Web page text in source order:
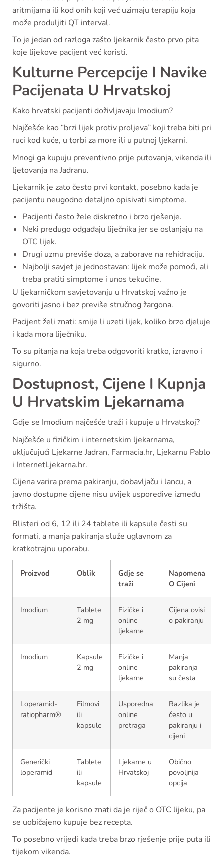
aritmijama ili kod onih koji već uzimaju terapiju koja
može produljiti QT interval.
To je jedan od razloga zašto ljekarnik često prvo pita
koje lijekove pacijent već koristi.
Kulturne Percepcije I Navike
Pacijenata U Hrvatskoj
Kako hrvatski pacijenti doživljavaju Imodium?
Najčešće kao “brzi lijek protiv proljeva” koji treba biti pri
ruci kod kuće, u torbi za more ili u putnoj ljekarni.
Mnogi ga kupuju preventivno prije putovanja, vikenda ili
ljetovanja na Jadranu.
Ljekarnik je zato često prvi kontakt, posebno kada je
pacijentu neugodno detaljno opisivati simptome.
Pacijenti često žele diskretno i brzo rješenje.
Neki predugo odgađaju liječnika jer se oslanjaju na
OTC lijek.
Drugi uzmu previše doza, a zaborave na rehidraciju.
Najbolji savjet je jednostavan: lijek može pomoći, ali
treba pratiti simptome i unos tekućine.
U ljekarničkom savjetovanju u Hrvatskoj važno je
govoriti jasno i bez previše stručnog žargona.
Pacijent želi znati: smije li uzeti lijek, koliko brzo djeluje
i kada mora liječniku.
To su pitanja na koja treba odgovoriti kratko, izravno i
sigurno.
Dostupnost, Cijene I Kupnja
U Hrvatskim Ljekarnama
Gdje se Imodium najčešće traži i kupuje u Hrvatskoj?
Najčešće u fizičkim i internetskim ljekarnama,
uključujući Ljekarne Jadran, Farmacia.hr, Ljekarnu Pablo
i InternetLjekarna.hr.
Cijena varira prema pakiranju, dobavljaču i lancu, a
javno dostupne cijene nisu uvijek usporedive između
tržišta.
Blisteri od 6, 12 ili 24 tablete ili kapsule česti su
formati, a manja pakiranja služe uglavnom za
kratkotrajnu uporabu.
Proizvod Oblik
Gdje se
traži
Napomena
O Cijeni
Imodium
Tablete
2 mg
Fizičke i
online
ljekarne
Cijena ovisi
o pakiranju
Imodium
Kapsule
2 mg
Fizičke i
online
ljekarne
Manja
pakiranja
su česta
Loperamid-
ratiopharm®
Filmovi
ili
kapsule
Usporedna
online
pretraga
Razlika je
često u
pakiranju i
cijeni
Generički
loperamid
Tablete
ili
kapsule
Ljekarne u
Hrvatskoj
Obično
povoljnija
opcija
Za pacijente je korisno znati da je riječ o OTC lijeku, pa
se uobičajeno kupuje bez recepta.
To posebno vrijedi kada treba brzo rješenje prije puta ili
tijekom vikenda.